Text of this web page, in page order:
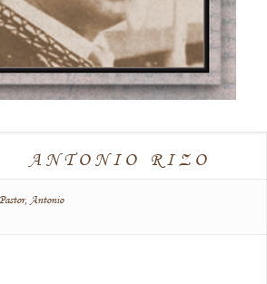
ANTONIO RIZO
Antonio